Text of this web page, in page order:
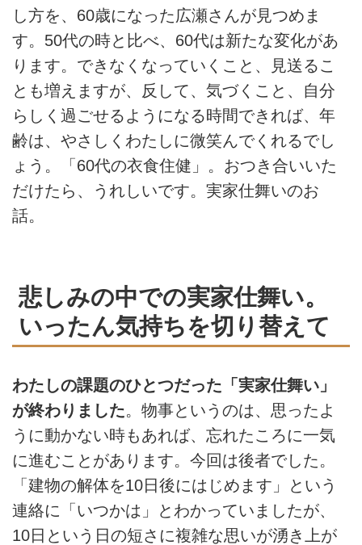
し方を、60歳になった広瀬さんが見つめま
す。50代の時と比べ、60代は新たな変化があ
ります。できなくなっていくこと、見送るこ
とも増えますが、反して、気づくこと、自分
らしく過ごせるようになる時間できれば、年
齢は、やさしくわたしに微笑んでくれるでし
ょう。「60代の衣食住健」。おつき合いいた
だけたら、うれしいです。実家仕舞いのお
話。
悲しみの中での実家仕舞い。
いったん気持ちを切り替えて
わたしの課題のひとつだった「実家仕舞い」
が終わりました。物事というのは、思ったよ
うに動かない時もあれば、忘れたころに一気
に進むことがあります。今回は後者でした。
「建物の解体を10日後にはじめます」という
連絡に「いつかは」とわかっていましたが、
10日という日の短さに複雑な思いが湧き上が